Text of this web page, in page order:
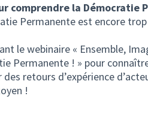
comprendre la Démocratie
Permanente est encore
le webinaire « Ensemble,
Permanente ! » pour
retours d’expérience
!